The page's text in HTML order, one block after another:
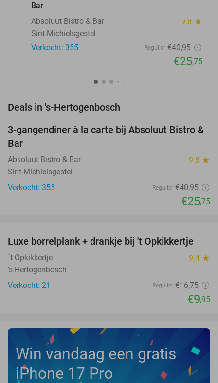
Bar
Absoluut Bistro & Bar
9.8 star
Sint-Michielsgestel
Verkocht: 355
Regulier €40,95
€25,75
Deals in 's-Hertogenbosch
37%
3-gangendiner à la carte bij Absoluut Bistro &
Bar
Absoluut Bistro & Bar 9.8 star
Sint-Michielsgestel
Verkocht: 355
Regulier €40,95
€25,75
41%
TODAY
Luxe borrelplank + drankje bij 't Opkikkertje
´t Opkikkertje 9.4 star
's-Hertogenbosch
Verkocht: 21
Regulier €16,75
€9,95
Win vandaag een gratis
iPhone 17 Pro